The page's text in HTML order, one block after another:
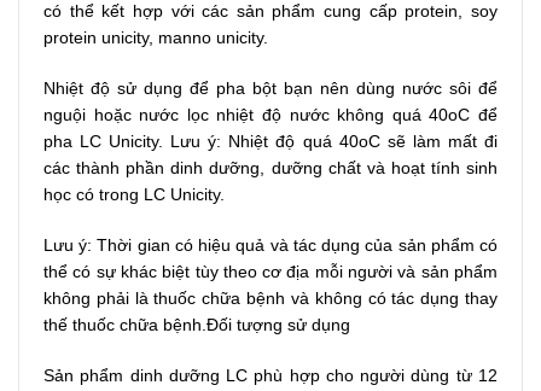
có thể kết hợp với các sản phẩm cung cấp protein, soy
protein unicity, manno unicity.
Nhiệt độ sử dụng để pha bột bạn nên dùng nước sôi để
nguội hoặc nước lọc nhiệt độ nước không quá 40oC để
pha LC Unicity. Lưu ý: Nhiệt độ quá 40oC sẽ làm mất đi
các thành phần dinh dưỡng, dưỡng chất và hoạt tính sinh
học có trong LC Unicity.
Lưu ý: Thời gian có hiệu quả và tác dụng của sản phẩm có
thể có sự khác biệt tùy theo cơ địa mỗi người và sản phẩm
không phải là thuốc chữa bệnh và không có tác dụng thay
thế thuốc chữa bệnh.Đối tượng sử dụng
Sản phẩm dinh dưỡng LC phù hợp cho người dùng từ 12